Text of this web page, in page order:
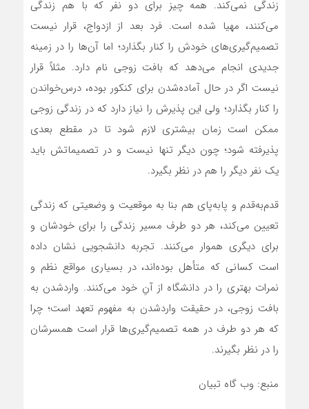
زندگی نمی‌کند. همه چیز برای دو نفر که با هم زندگی
می‌کنند، مهیا شده است. فرد بعد از ازدواج، قرار نیست
تصمیم‌گیری‌های خودش را کنار بگذارد؛ اما آن‌ها را در زمینه
جدیدی انجام می‌دهد که بافت زوجی نام دارد. مثلاً قرار
نیست اگر در حال آماده‌شدن برای کنکور بوده، درس‌خواندن
را کنار بگذارد؛ ولی این پذیرش را نیاز دارد که در زندگی زوجی
ممکن است زمان بیشتری لازم شود تا در مقطع بعدی
پذیرفته شود؛ چون دیگر تنها نیست و در تصمیماتش باید
یک نفر دیگر را هم در نظر بگیرد.
قدم‌به‌قدم و پابه‌پای هم بنا به موقعیت و وضعیتی که زندگی
تعیین می‌کند، هر دو طرف مسیر زندگی را برای خودشان و
برای دیگری هموار می‌کنند. تجربه دانشجویی نشان داده
است کسانی که متأهل بوده‌اند، در بسیاری مواقع نظم و
نمرات بهتری را در دانشگاه از آنِ خود می‌کنند. واردشدن به
بافت زوجی، در حقیقت واردشدن به مفهوم تعهد است؛ چرا
که هر دو طرف در همه تصمیم‌گیری‌ها قرار است همسرشان
را در نظر بگیرند.
منبع: وب گاه تبیان